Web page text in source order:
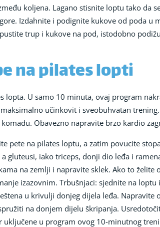
koljena. Lagano stisnite loptu tako da
Izdahnite i podignite kukove od poda u
trup i kukove na pod, istodobno
na pilates lopti
lopta. U samo 10 minuta, ovaj program
učinkovit i sveobuhvatan
Obavezno napravite brzo kardio
pete na pilates loptu, a zatim povucite
gluteusi, iako triceps, donji dio leđa i
na zemlji i napravite sklek. Ako to
izazovnim. Trbušnjaci: sjednite na
u krivulji donjeg dijela leđa.
na donjem dijelu škripanja.
uključene u program ovog 10-minutnog